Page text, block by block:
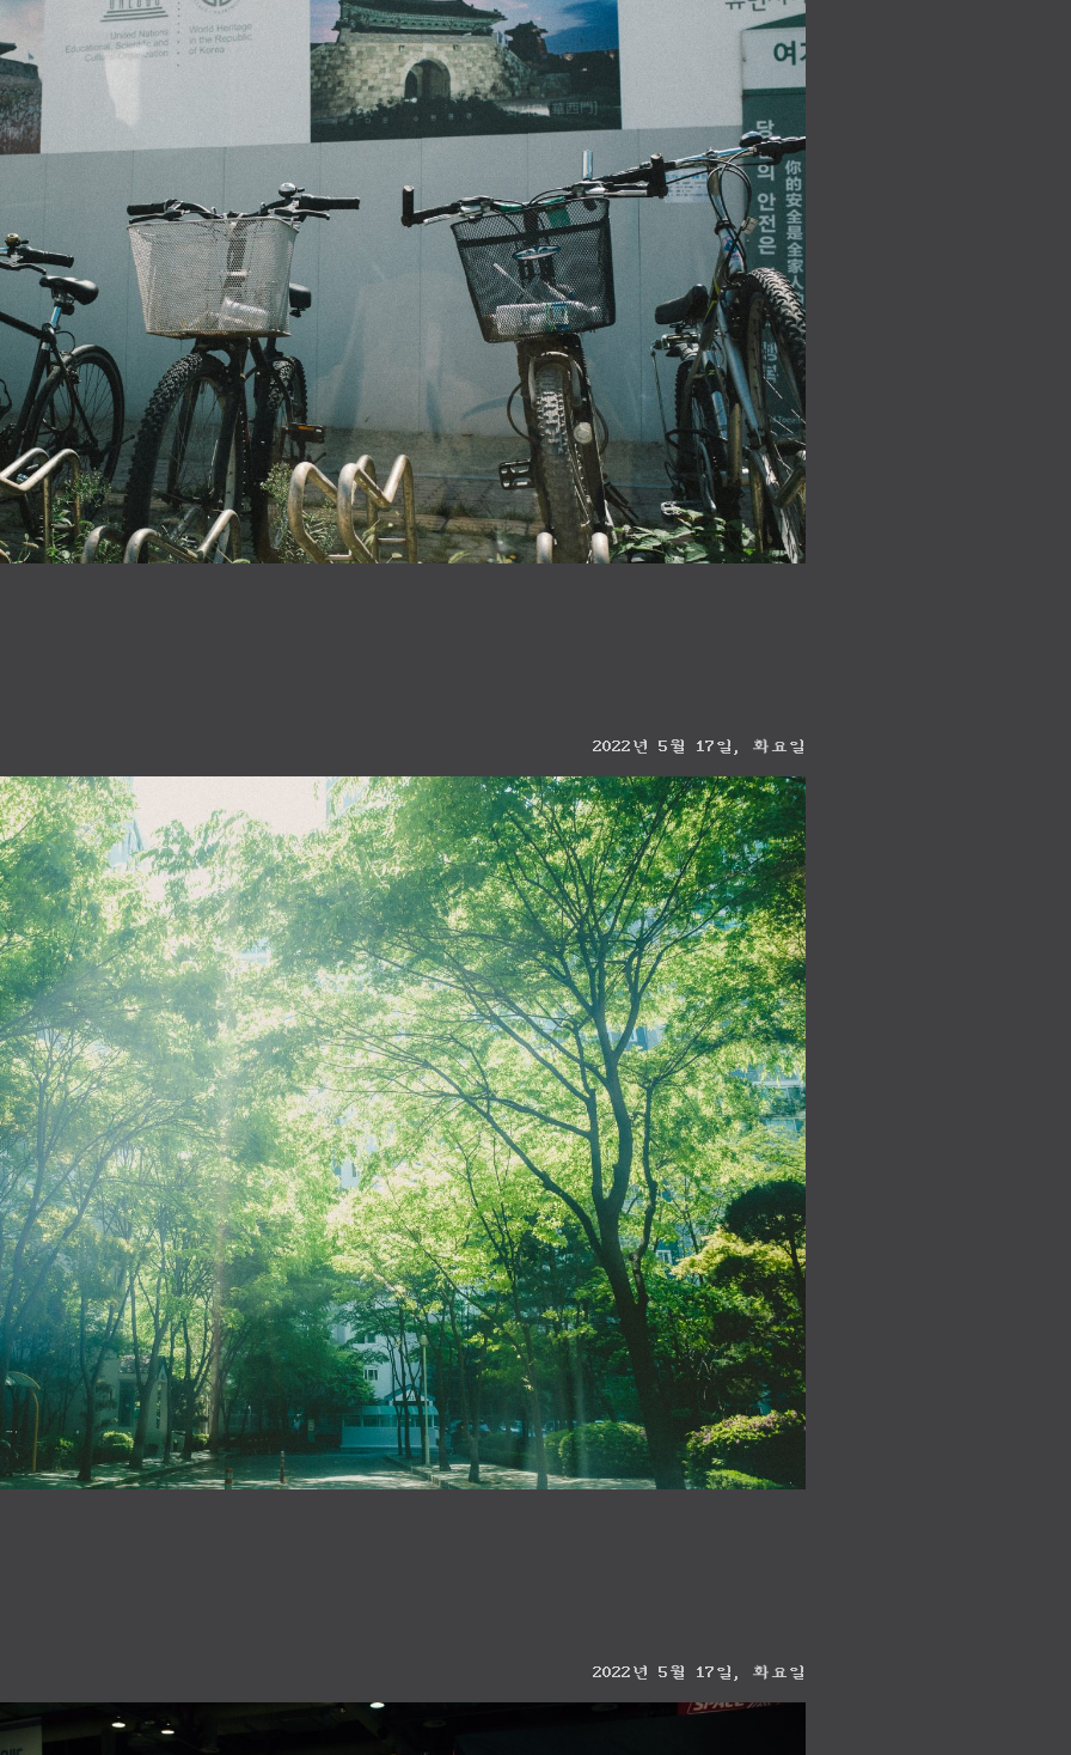
2022년 5월 17일, 화요일
2022년 5월 17일, 화요일